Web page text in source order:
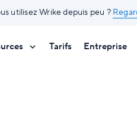
utilisez Wrike depuis peu ?
Tarifs Entreprise